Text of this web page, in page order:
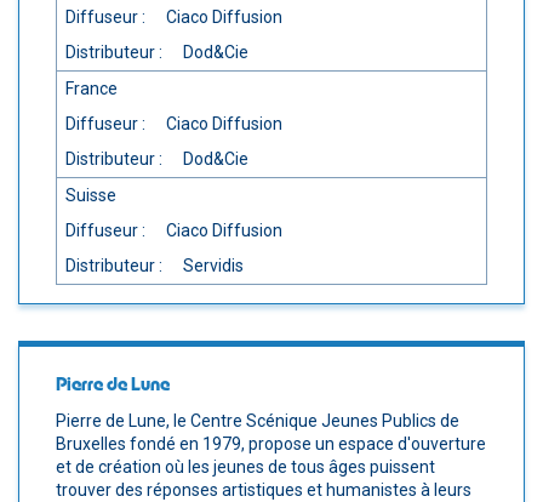
Diffuseur :
Ciaco Diffusion
Distributeur :
Dod&Cie
France
Diffuseur :
Ciaco Diffusion
Distributeur :
Dod&Cie
Suisse
Diffuseur :
Ciaco Diffusion
Distributeur :
Servidis
Pierre de Lune
Pierre de Lune, le Centre Scénique Jeunes Publics de
Bruxelles fondé en 1979, propose un espace d'ouverture
et de création où les jeunes de tous âges puissent
trouver des réponses artistiques et humanistes à leurs